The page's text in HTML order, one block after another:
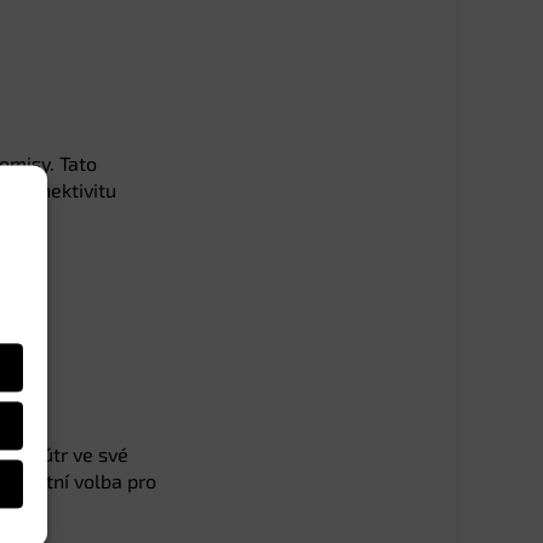
Tato
konektivitu
skútr ve své
volba pro